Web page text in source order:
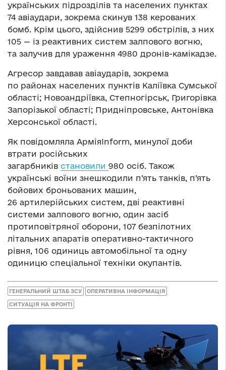
українських підрозділів та населених пунктах
74 авіаудари, зокрема скинув 138 керованих
бомб. Крім цього, здійснив 5299 обстрілів, з них
105 — із реактивних систем залпового вогню,
та залучив для ураження 4980 дронів-камікадзе.
Агресор завдавав авіаударів, зокрема
по районах населених пунктів Каліївка Сумської
області; Новоандріївка, Степногірськ, Григорівка
Запорізької області; Придніпровське, Антонівка
Херсонської області.
Як повідомляла АрміяInform, минулої доби
втрати російських
загарбників становили 980 осіб. Також
українські воїни знешкодили п’ять танків, п’ять
бойових броньованих машин,
26 артилерійських систем, дві реактивні
системи залпового вогню, один засіб
протиповітряної оборони, 107 безпілотних
літальних апаратів оперативно-тактичного
рівня, 106 одиниць автомобільної та одну
одиницю спеціальної техніки окупантів.
ГЕНЕРАЛЬНИЙ ШТАБ ЗСУ ОПЕРАТИВНА ІНФОРМАЦІЯ
СИТУАЦІЯ НА ФРОНТІ